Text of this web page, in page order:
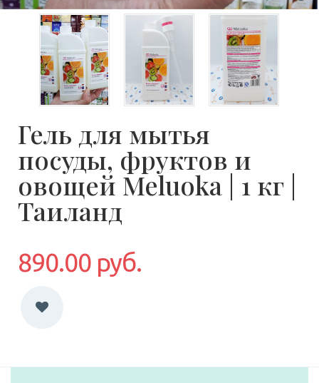
Гель для мытья
посуды, фруктов и
овощей Meluoka | 1 кг |
Таиланд
890.00 руб.